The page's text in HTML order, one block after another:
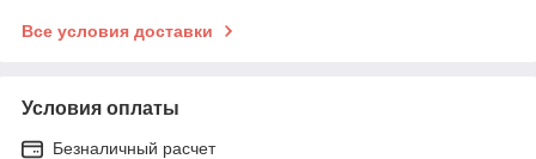
Все условия доставки
Условия оплаты
Безналичный расчет